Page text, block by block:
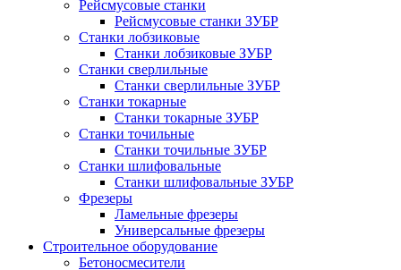
Рейсмусовые станки
Рейсмусовые станки ЗУБР
Станки лобзиковые
Станки лобзиковые ЗУБР
Станки сверлильные
Станки сверлильные ЗУБР
Станки токарные
Станки токарные ЗУБР
Станки точильные
Станки точильные ЗУБР
Станки шлифовальные
Станки шлифовальные ЗУБР
Фрезеры
Ламельные фрезеры
Универсальные фрезеры
Строительное оборудование
Бетоносмесители